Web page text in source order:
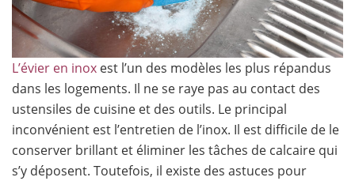
L’évier en inox est l’un des modèles les plus répandus
dans les logements. Il ne se raye pas au contact des
ustensiles de cuisine et des outils. Le principal
inconvénient est l’entretien de l’inox. Il est difficile de le
conserver brillant et éliminer les tâches de calcaire qui
s’y déposent. Toutefois, il existe des astuces pour